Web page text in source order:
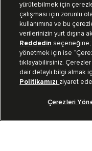
Müşteri İlişkileri
Koleksiyon
Kurumsal
Bizi Takip Et
yürütebilmek için
çalışması için zorunlu
kullanımına ve bu
verilerinizin yurt dışına
Reddedin
yönetmek için ise
tıklayabilirsiniz.
dair detaylı bilgi almak
Politikamızı ziyaret
Çerezleri